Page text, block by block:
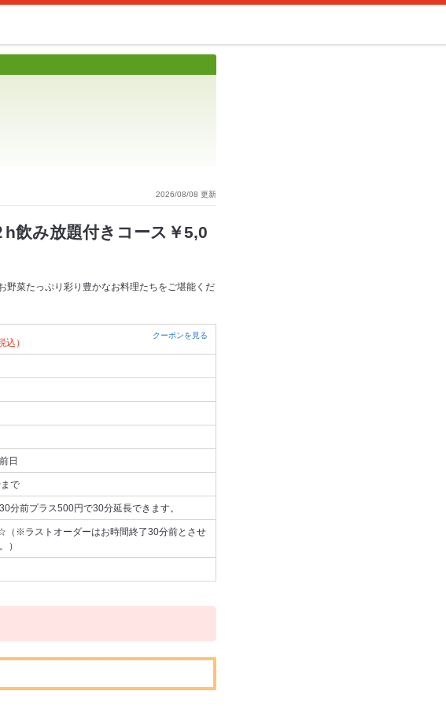
2026/08/08 更新
飲み放題付きコース￥5,0
野菜たっぷり彩り豊かなお料理たちをご堪能くだ
込）
クーポンを見る
日
で
分前プラス500円で30分延長できます。
※ラストオーダーはお時間終了30分前とさせ
）